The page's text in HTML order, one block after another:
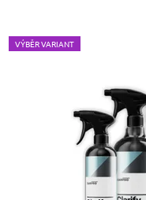
VÝBĚR VARIANT